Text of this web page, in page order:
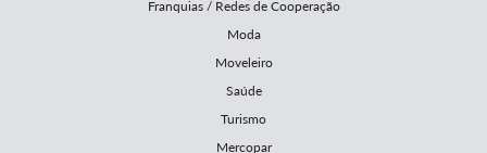
Franquias / Redes de Cooperação
Moda
Moveleiro
Saúde
Turismo
Mercopar